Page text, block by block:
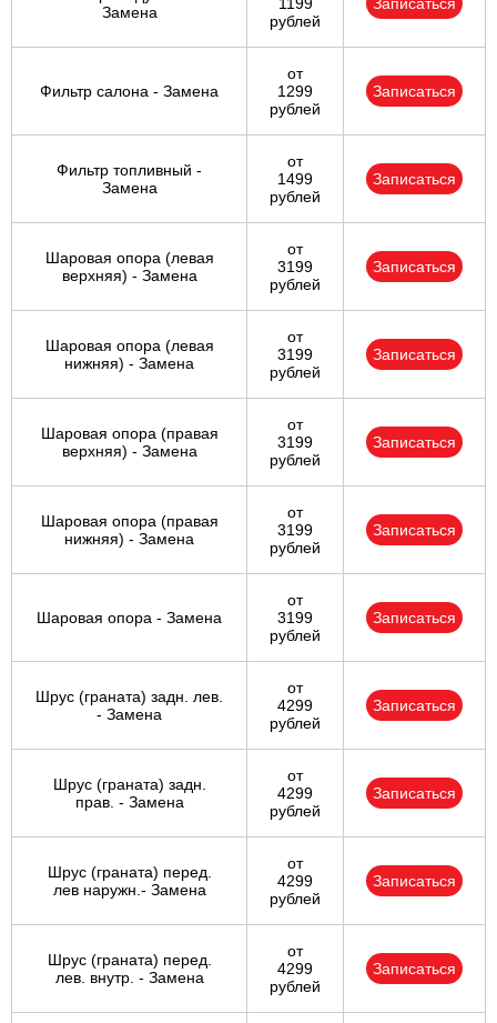
Замена
1199
рублей
Записаться
Фильтр салона - Замена
от
1299
рублей
Записаться
Фильтр топливный -
Замена
от
1499
рублей
Записаться
Шаровая опора (левая
верхняя) - Замена
от
3199
рублей
Записаться
Шаровая опора (левая
нижняя) - Замена
от
3199
рублей
Записаться
Шаровая опора (правая
верхняя) - Замена
от
3199
рублей
Записаться
Шаровая опора (правая
нижняя) - Замена
от
3199
рублей
Записаться
Шаровая опора - Замена
от
3199
рублей
Записаться
Шрус (граната) задн. лев.
- Замена
от
4299
рублей
Записаться
Шрус (граната) задн.
прав. - Замена
от
4299
рублей
Записаться
Шрус (граната) перед.
лев наружн.- Замена
от
4299
рублей
Записаться
Шрус (граната) перед.
лев. внутр. - Замена
от
4299
рублей
Записаться